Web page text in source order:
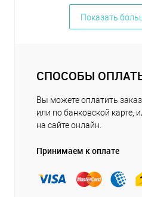
Показать
СПОСОБЫ
Вы можете оплатить
или по банковской карте,
на сайте онлайн.
Принимаем к оплате